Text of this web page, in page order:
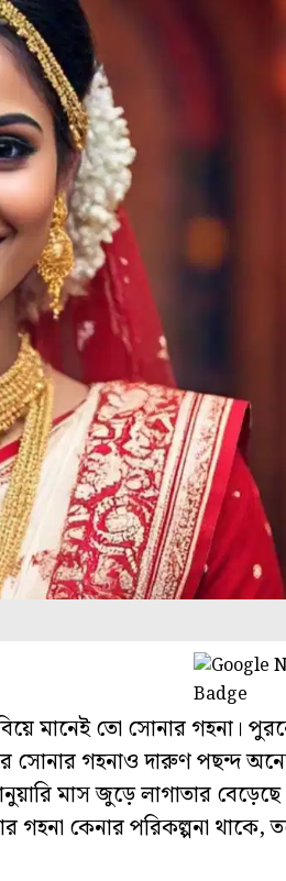
মানেই তো সোনার গহনা।
সোনার গহনাও দারুণ পছন্দ
মাস জুড়ে লাগাতার
কেনার পরিকল্পনা